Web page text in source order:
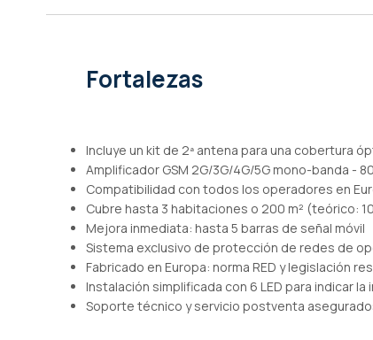
Fortalezas
Incluye un kit de 2ª antena para una cobertura
Amplificador GSM 2G/3G/4G/5G mono-banda -
Compatibilidad con todos los operadores en
Cubre hasta 3 habitaciones o 200 m² (teórico:
Mejora inmediata: hasta 5 barras de señal móvil
Sistema exclusivo de protección de redes de
Fabricado en Europa: norma RED y legislación
Instalación simplificada con 6 LED para indicar
Soporte técnico y servicio postventa